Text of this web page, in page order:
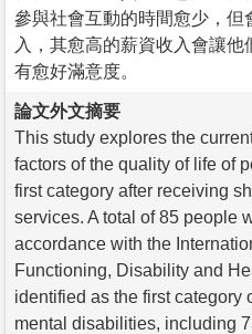
參與社會互動的時間愈少，但
入，其愈高的薪資收入會讓
有愈好滿意度。
論文外文摘要
This study explores the
factors of the quality of life of
first category after receiving
services. A total of 85 people
accordance with the
Functioning, Disability and
identified as the first category
mental disabilities, including